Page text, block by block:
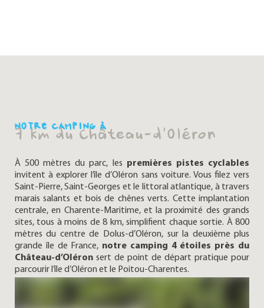
NOTRE CAMPING À
7 km du Château-d’Oléron
À 500 mètres du parc, les premières pistes cyclables
invitent à explorer l’île d’Oléron sans voiture. Vous filez vers
Saint-Pierre, Saint-Georges et le littoral atlantique, à travers
marais salants et bois de chênes verts. Cette implantation
centrale, en Charente-Maritime, et la proximité des grands
sites, tous à moins de 8 km, simplifient chaque sortie. À 800
mètres du centre de Dolus-d’Oléron, sur la deuxième plus
grande île de France, notre camping 4 étoiles près du
Château-d’Oléronsert de point de départ pratique pour
parcourir l’île d’Oléron et le Poitou-Charentes.